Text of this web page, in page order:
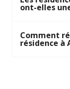
ont-elles
Comment
résidence à